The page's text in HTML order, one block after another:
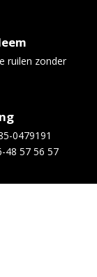
ruilen zonder
0479191
48 57 56 57